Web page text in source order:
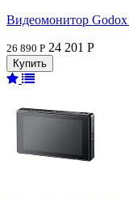
Видеомонитор
26 890 Р 24 201 Р